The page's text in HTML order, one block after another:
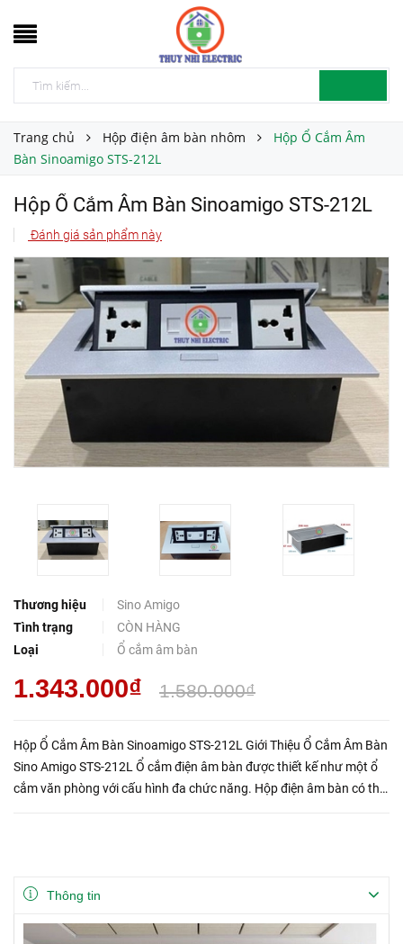
Trang chủ Hộp điện âm bàn nhôm
Hộp Ổ Cắm Âm
Bàn Sinoamigo STS-212L
Hộp Ổ Cắm Âm Bàn Sinoamigo STS-212L
Đánh giá sản phẩm này
Thương hiệu
Sino Amigo
Tình trạng
CÒN HÀNG
Loại
Ổ cắm âm bàn
1.343.000₫ 1.580.000₫
Hộp Ổ Cắm Âm Bàn Sinoamigo STS-212L Giới Thiệu Ổ Cắm Âm Bàn
Sino Amigo STS-212L Ổ cắm điện âm bàn được thiết kế như một ổ
cắm văn phòng với cấu hình đa chức năng. Hộp điện âm bàn có thể
Thông tin